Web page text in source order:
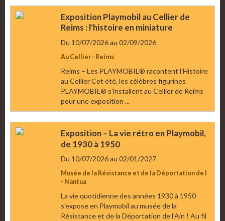
Exposition Playmobil au Cellier de
Reims : l'histoire en miniature
Du 10/07/2026au 02/09/2026
Au Cellier - Reims
Reims – Les PLAYMOBIL® racontent l'Histoire
au Cellier Cet été, les célèbres figurines
PLAYMOBIL® s'installent au Cellier de Reims
pour une exposition ...
Exposition – La vie rétro en Playmobil,
de 1930 à 1950
Du 10/07/2026au 02/01/2027
Musée de la Résistance et de la Déportation de l
- Nantua
La vie quotidienne des années 1930 à 1950
s’expose en Playmobil au musée de la
Résistance et de la Déportation de l’Ain ! Au fil